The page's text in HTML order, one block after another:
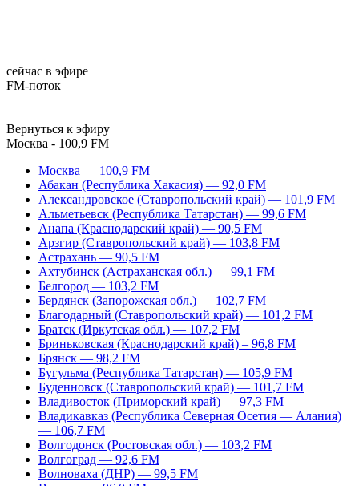
сейчас в эфире
FM-поток
Вернуться к эфиру
Москва - 100,9 FM
Москва — 100,9 FM
Абакан (Республика Хакасия) — 92,0 FM
Александровское (Ставропольский край) — 101,9 FM
Альметьевск (Республика Татарстан) — 99,6 FM
Анапа (Краснодарский край) — 90,5 FM
Арзгир (Ставропольский край) — 103,8 FM
Астрахань — 90,5 FM
Ахтубинск (Астраханская обл.) — 99,1 FM
Белгород — 103,2 FM
Бердянск (Запорожская обл.) — 102,7 FM
Благодарный (Ставропольский край) — 101,2 FM
Братск (Иркутская обл.) — 107,2 FM
Бриньковская (Краснодарский край) – 96,8 FM
Брянск — 98,2 FM
Бугульма (Республика Татарстан) — 105,9 FM
Буденновск (Ставропольский край) — 101,7 FM
Владивосток (Приморский край) — 97,3 FM
Владикавказ (Республика Северная Осетия — Алания)
— 106,7 FM
Волгодонск (Ростовская обл.) — 103,2 FM
Волгоград — 92,6 FM
Волноваха (ДНР) — 99,5 FM